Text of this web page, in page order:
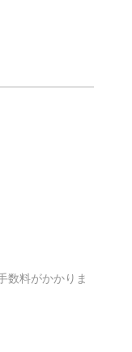
数料がかかりま